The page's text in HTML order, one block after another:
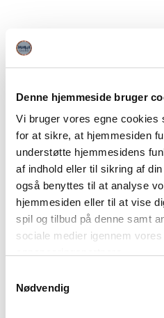
Denne hjemmeside bruger
Vi bruger vores egne cookies
for at sikre, at hjemmesiden
understøtte hjemmesidens
af indhold eller til sikring af
også benyttes til at analyse
hjemmesiden eller til at vise
spil og tilbud på denne samt
sociale medier igennem
Du kan læse mere om vores
"Detaljer" eller ved at klikke
Nødvendig